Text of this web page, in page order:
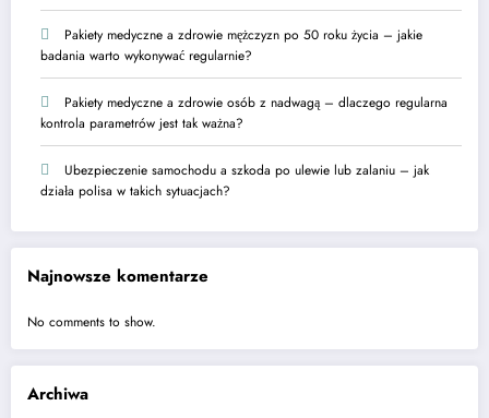
Pakiety medyczne a zdrowie mężczyzn po 50 roku życia – jakie
badania warto wykonywać regularnie?
Pakiety medyczne a zdrowie osób z nadwagą – dlaczego regularna
kontrola parametrów jest tak ważna?
Ubezpieczenie samochodu a szkoda po ulewie lub zalaniu – jak
działa polisa w takich sytuacjach?
Najnowsze komentarze
No comments to show.
Archiwa